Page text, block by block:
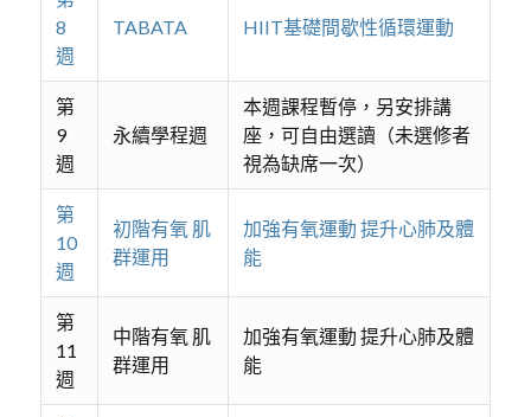
8
週
TABATA HIIT基礎間歇性循環運動
第
9
週
永續學程週
本週課程暫停，另安排講
座，可自由選讀（未選修者
視為缺席一次）
第
10
週
初階有氧 肌
群運用
加強有氧運動 提升心肺及體
能
第
11
週
中階有氧 肌
群運用
加強有氧運動 提升心肺及體
能